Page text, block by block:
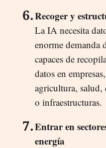
Recoger y
La IA necesita
enorme demanda
capaces de
datos en
agricultura, salud,
o infraestructuras.
Entrar en
energía